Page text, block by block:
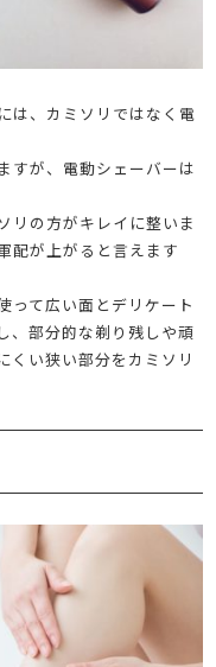
は、カミソリではなく電
すが、電動シェーバーは
リの方がキレイに整いま
配が上がると言えます
って広い面とデリケート
、部分的な剃り残しや頑
くい狭い部分をカミソリ